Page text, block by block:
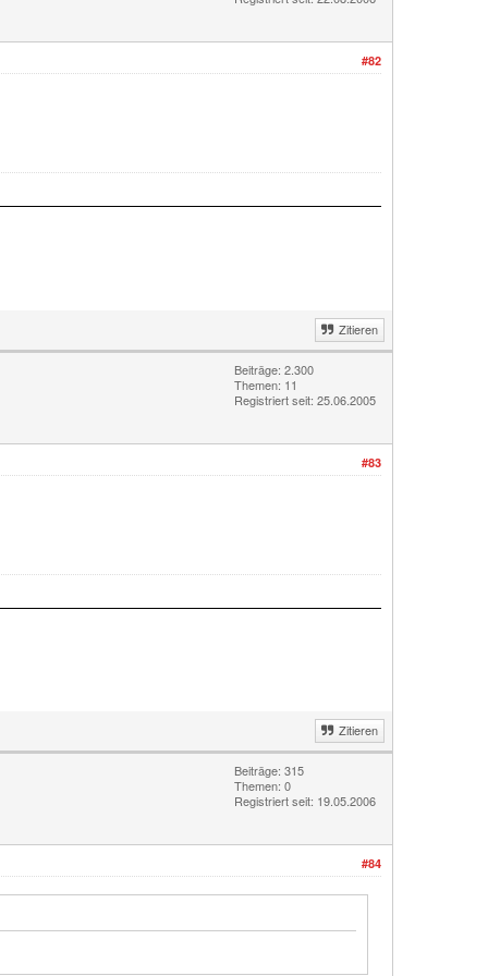
#82
Zitieren
Beiträge: 2.300
Themen: 11
Registriert seit: 25.06.2005
#83
Zitieren
Beiträge: 315
Themen: 0
Registriert seit: 19.05.2006
#84